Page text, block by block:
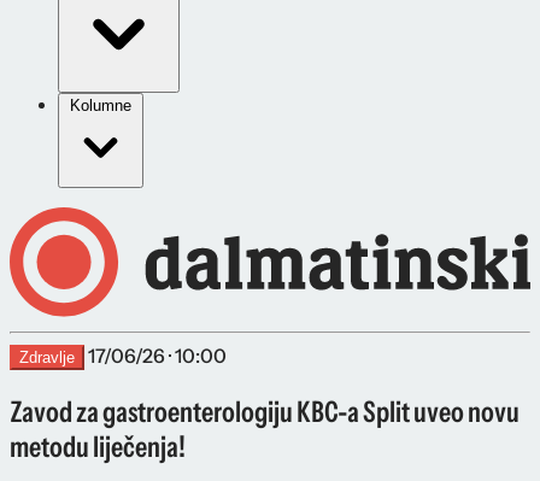
Kolumne
Zdravlje 17/06/26 · 10:00
Zavod za gastroenterologiju KBC-a Split uveo novu
metodu liječenja!